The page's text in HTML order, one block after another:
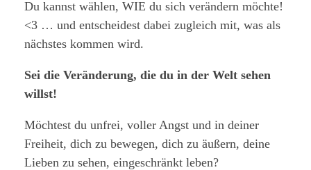
Du kannst wählen, WIE du sich verändern möchte!
<3 … und entscheidest dabei zugleich mit, was als
nächstes kommen wird.
Sei die Veränderung, die du in der Welt sehen
willst!
Möchtest du unfrei, voller Angst und in deiner
Freiheit, dich zu bewegen, dich zu äußern, deine
Lieben zu sehen, eingeschränkt leben?